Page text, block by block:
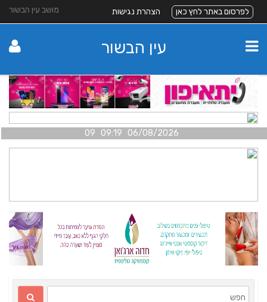
מושב עין הבשור לפרסום באתר לחץ כאן הצהרת נגישות
עין הבשור
06/08/2026 09:19 09